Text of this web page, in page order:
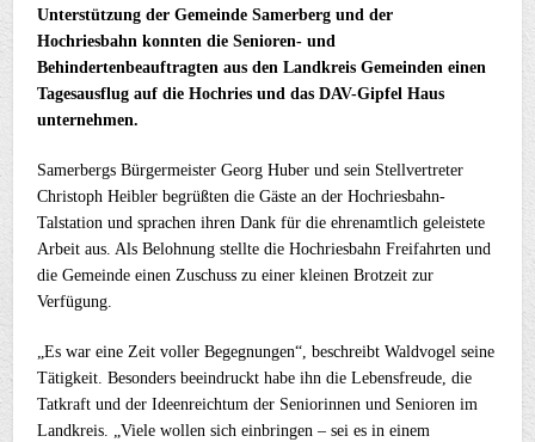
Unterstützung der Gemeinde Samerberg und der
Hochriesbahn konnten die Senioren- und
Behindertenbeauftragten aus den Landkreis Gemeinden einen
Tagesausflug auf die Hochries und das DAV-Gipfel Haus
unternehmen.
Samerbergs Bürgermeister Georg Huber und sein Stellvertreter
Christoph Heibler begrüßten die Gäste an der Hochriesbahn-
Talstation und sprachen ihren Dank für die ehrenamtlich geleistete
Arbeit aus. Als Belohnung stellte die Hochriesbahn Freifahrten und
die Gemeinde einen Zuschuss zu einer kleinen Brotzeit zur
Verfügung.
„Es war eine Zeit voller Begegnungen“, beschreibt Waldvogel seine
Tätigkeit. Besonders beeindruckt habe ihn die Lebensfreude, die
Tatkraft und der Ideenreichtum der Seniorinnen und Senioren im
Landkreis. „Viele wollen sich einbringen – sei es in einem